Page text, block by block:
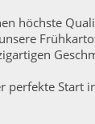
höchste
perfekte Start